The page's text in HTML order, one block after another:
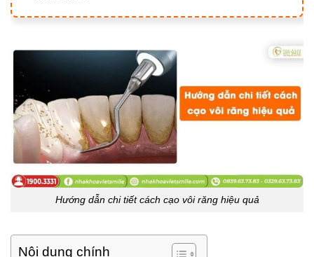
Hướng dẫn chi tiết cách cạo vôi răng hiệu quả
Nội dung chính